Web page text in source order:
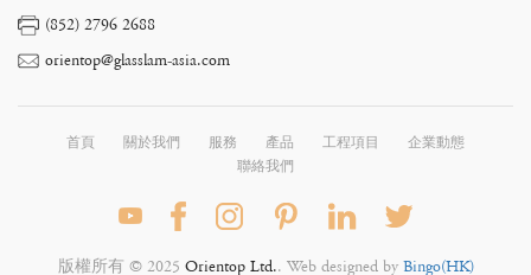
(852) 2796 2688
orientop@glasslam-asia.com
首頁 關於我們 服務 產品 工程項目
企業動態
聯絡我們
版權所有 © 2025 Orientop Ltd.. Web designed by Bingo(HK)